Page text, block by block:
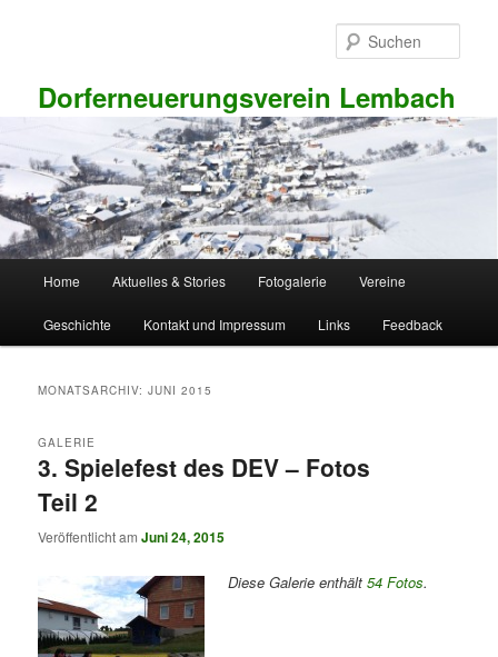
Dorferneuerungsverein Lembach
Home Aktuelles & Stories Fotogalerie Vereine
Geschichte Kontakt und Impressum Links Feedback
MONATSARCHIV:JUNI 2015
3. Spielefest des DEV – Fotos
Teil 2
GALERIE
Veröffentlicht amJuni 24, 2015
Diese Galerie enthält54 Fotos.